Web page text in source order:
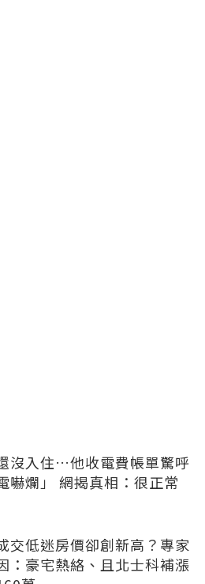
沒入住…他收電費帳單驚呼
嚇爛」 網揭真相：很正常
交低迷房價卻創新高？專家
：豪宅熱絡、且北士科補漲